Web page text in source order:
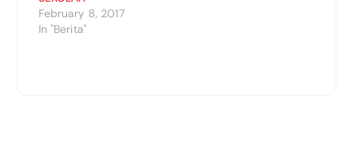
February 8, 2017
In "Berita"